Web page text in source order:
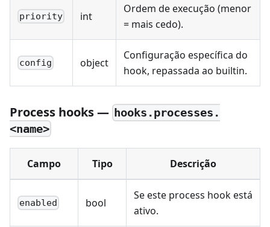
priority int
Ordem de execução (menor
= mais cedo).
config object
Configuração específica do
hook, repassada ao builtin.
Process hooks — hooks.processes.
<name>
Campo Tipo Descrição
enabled bool
Se este process hook está
ativo.